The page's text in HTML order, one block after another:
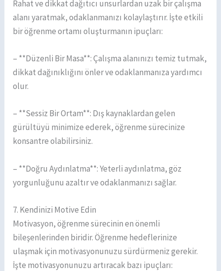
Rahat ve dikkat dağıtıcı unsurlardan uzak bir çalışma
alanı yaratmak, odaklanmanızı kolaylaştırır. İşte etkili
bir öğrenme ortamı oluşturmanın ipuçları:
– **Düzenli Bir Masa**: Çalışma alanınızı temiz tutmak,
dikkat dağınıklığını önler ve odaklanmanıza yardımcı
olur.
– **Sessiz Bir Ortam**: Dış kaynaklardan gelen
gürültüyü minimize ederek, öğrenme sürecinize
konsantre olabilirsiniz.
– **Doğru Aydınlatma**: Yeterli aydınlatma, göz
yorgunluğunu azaltır ve odaklanmanızı sağlar.
7. Kendinizi Motive Edin
Motivasyon, öğrenme sürecinin en önemli
bileşenlerinden biridir. Öğrenme hedeflerinize
ulaşmak için motivasyonunuzu sürdürmeniz gerekir.
İşte motivasyonunuzu artıracak bazı ipuçları: